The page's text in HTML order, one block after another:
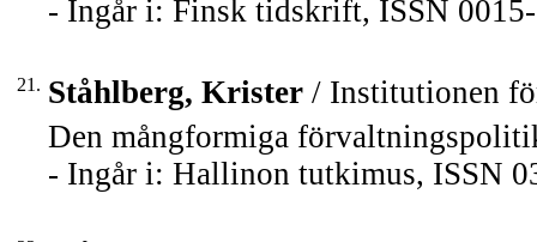
- Ingår i: Finsk tidskrift, ISSN
21. Ståhlberg, Krister / Institutionen
Den mångformiga
- Ingår i: Hallinon tutkimus, ISSN